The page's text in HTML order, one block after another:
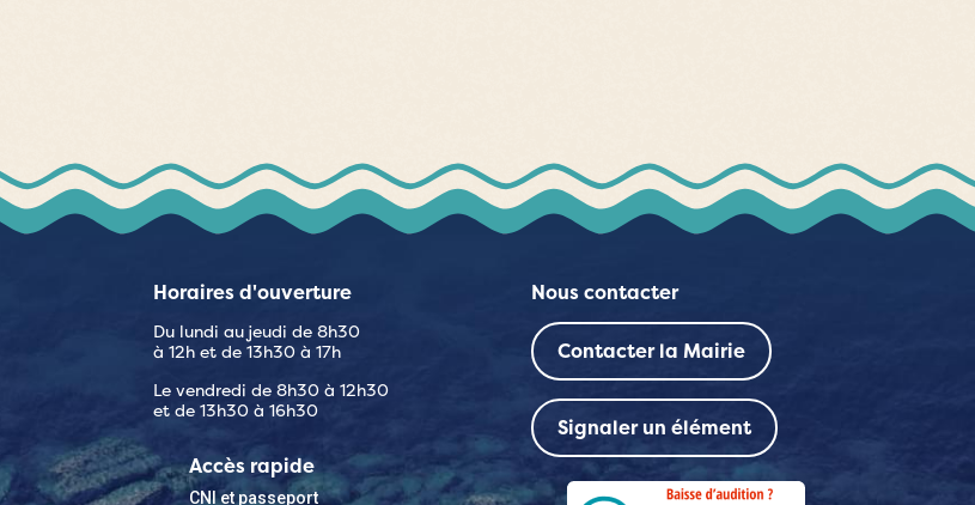
Horaires d'ouverture
Du lundi au jeudi de 8h30
à 12h et de 13h30 à 17h
Le vendredi de 8h30 à 12h30
et de 13h30 à 16h30
Nous contacter
Contacter la Mairie
Signaler un élément
Accès rapide
CNI et passeport